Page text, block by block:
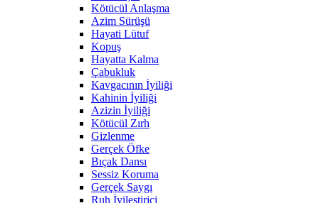
Kötücül Anlaşma
Azim Sürüşü
Hayati Lütuf
Kopuş
Hayatta Kalma
Çabukluk
Kavgacının İyiliği
Kahinin İyiliği
Azizin İyiliği
Kötücül Zırh
Gizlenme
Gerçek Öfke
Bıçak Dansı
Sessiz Koruma
Gerçek Saygı
Ruh İyileştirici